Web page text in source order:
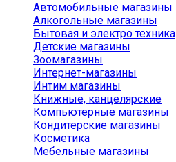
Автомобильные магазины
Алкогольные магазины
Бытовая и электро техника
Детские магазины
Зоомагазины
Интернет-магазины
Интим магазины
Книжные, канцелярские
Компьютерные магазины
Кондитерские магазины
Косметика
Мебельные магазины